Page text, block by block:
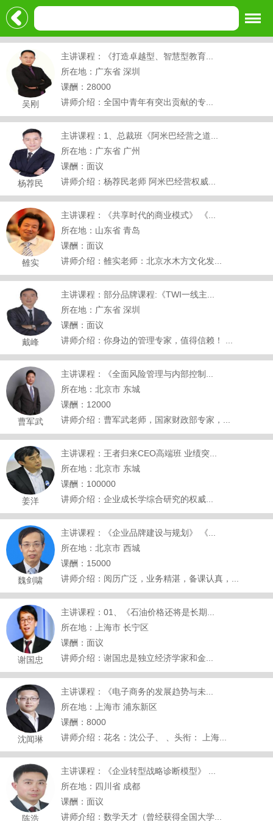
吴刚
主讲课程：《打造卓越型、智慧型教育...
所在地：广东省 深圳
课酬：28000
讲师介绍：全国中青年有突出贡献的专...
杨荐民
主讲课程：1、总裁班《阿米巴经营之道...
所在地：广东省 广州
课酬：面议
讲师介绍：杨荐民老师 阿米巴经营权威...
雒实
主讲课程：《共享时代的商业模式》 《...
所在地：山东省 青岛
课酬：面议
讲师介绍：雒实老师：北京水木方文化发...
戴峰
主讲课程：部分品牌课程:《TWI一线主...
所在地：广东省 深圳
课酬：面议
讲师介绍：你身边的管理专家，值得信赖！ ...
曹军武
主讲课程：《全面风险管理与内部控制...
所在地：北京市 东城
课酬：12000
讲师介绍：曹军武老师，国家财政部专家，...
姜洋
主讲课程：王者归来CEO高端班 业绩突...
所在地：北京市 东城
课酬：100000
讲师介绍：企业成长学综合研究的权威...
魏剑啸
主讲课程：《企业品牌建设与规划》 《...
所在地：北京市 西城
课酬：15000
讲师介绍：阅历广泛，业务精湛，备课认真，...
谢国忠
主讲课程：01、《石油价格还将是长期...
所在地：上海市 长宁区
课酬：面议
讲师介绍：谢国忠是独立经济学家和金...
沈闻琳
主讲课程：《电子商务的发展趋势与未...
所在地：上海市 浦东新区
课酬：8000
讲师介绍：花名：沈公子、 、头衔： 上海...
陈浩
主讲课程：《企业转型战略诊断模型》 ...
所在地：四川省 成都
课酬：面议
讲师介绍：数学天才（曾经获得全国大学...